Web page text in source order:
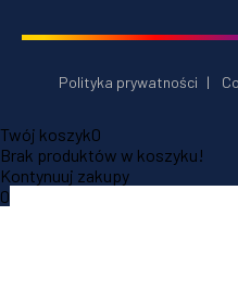
Polityka prywatności |
Twój koszyk0
Brak produktów w koszyku!
Kontynuuj zakupy
0